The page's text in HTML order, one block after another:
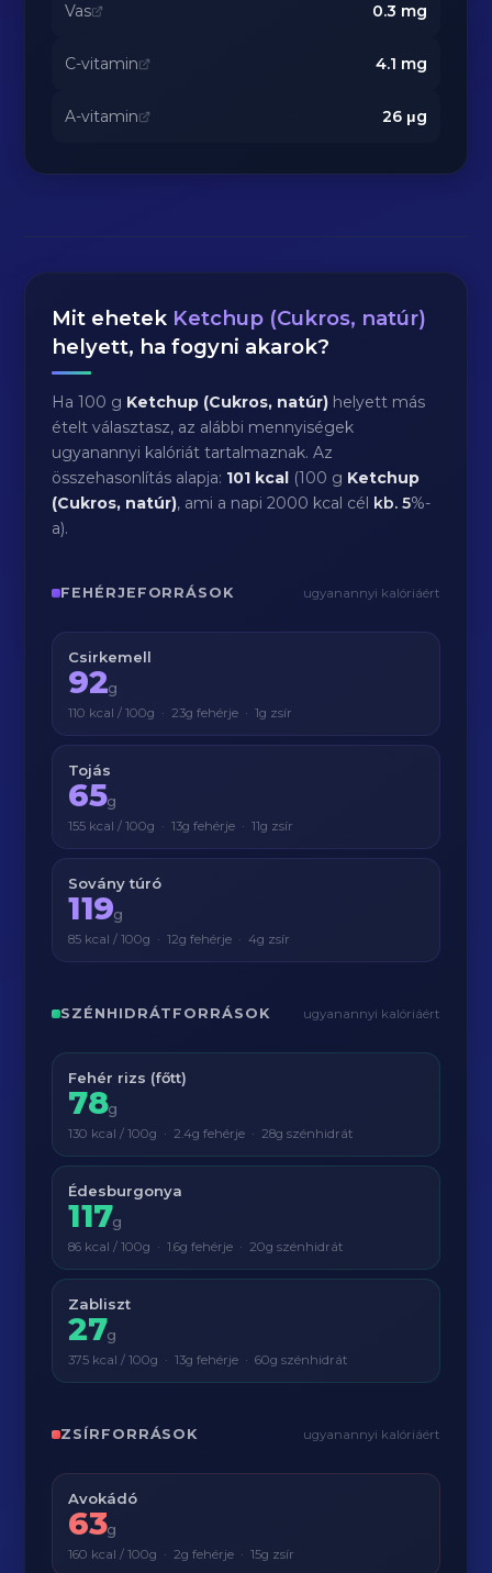
Vas 0.3 mg
C-vitamin 4.1 mg
A-vitamin 26μg
Mit ehetek Ketchup (Cukros, natúr)
helyett, ha fogyni akarok?
Ha 100 g Ketchup (Cukros, natúr) helyett más
ételt választasz, az alábbi mennyiségek
ugyanannyi kalóriát tartalmaznak. Az
összehasonlítás alapja: 101 kcal (100 g Ketchup
(Cukros, natúr), ami a napi 2000 kcal cél kb.5%-
a).
FEHÉRJEFORRÁSOK ugyanannyi kalóriáért
Csirkemell
92g
110 kcal / 100g · 23g fehérje · 1g zsír
Tojás
65g
155 kcal / 100g · 13g fehérje · 11g zsír
Sovány túró
119g
85 kcal / 100g · 12g fehérje · 4g zsír
SZÉNHIDRÁTFORRÁSOK ugyanannyi kalóriáért
Fehér rizs (főtt)
78g
130 kcal / 100g · 2.4g fehérje · 28g szénhidrát
Édesburgonya
117g
86 kcal / 100g · 1.6g fehérje · 20g szénhidrát
Zabliszt
27g
375 kcal / 100g · 13g fehérje · 60g szénhidrát
ZSÍRFORRÁSOK ugyanannyi kalóriáért
Avokádó
63g
160 kcal / 100g · 2g fehérje · 15g zsír